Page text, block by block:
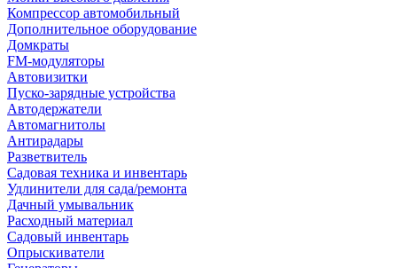
Компрессор автомобильный
Дополнительное оборудование
Домкраты
FM-модуляторы
Автовизитки
Пуско-зарядные устройства
Автодержатели
Автомагнитолы
Антирадары
Разветвитель
Садовая техника и инвентарь
Удлинители для сада/ремонта
Дачный умывальник
Расходный материал
Садовый инвентарь
Опрыскиватели